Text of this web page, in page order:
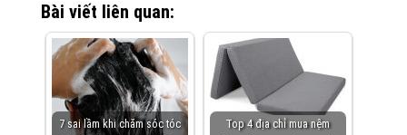
Bài viết liên quan:
7 sai lầm khi chăm sóc tóc
Top 4 địa chỉ mua nệm